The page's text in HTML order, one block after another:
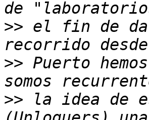
>> el fin de
>> Puerto
>> la idea de